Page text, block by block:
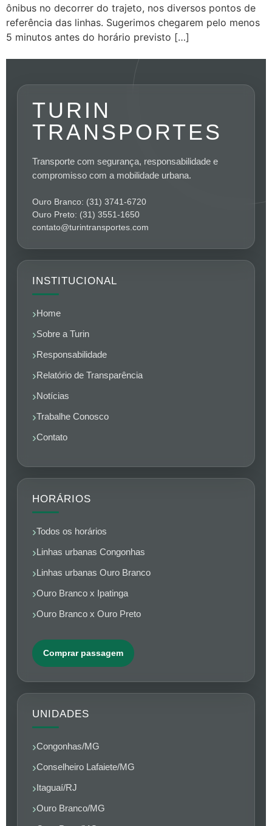
ônibus no decorrer do trajeto, nos diversos pontos de
referência das linhas. Sugerimos chegarem pelo menos
5 minutos antes do horário previsto […]
TURIN
TRANSPORTES
Transporte com segurança, responsabilidade e
compromisso com a mobilidade urbana.
Ouro Branco: (31) 3741-6720
Ouro Preto: (31) 3551-1650
contato@turintransportes.com
INSTITUCIONAL
Home
Sobre a Turin
Responsabilidade
Relatório de Transparência
Notícias
Trabalhe Conosco
Contato
HORÁRIOS
Todos os horários
Linhas urbanas Congonhas
Linhas urbanas Ouro Branco
Ouro Branco x Ipatinga
Ouro Branco x Ouro Preto
Comprar passagem
UNIDADES
Congonhas/MG
Conselheiro Lafaiete/MG
Itaguaí/RJ
Ouro Branco/MG